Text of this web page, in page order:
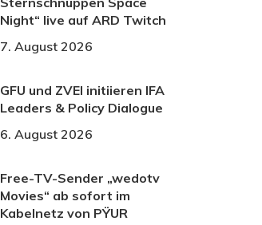
Night“ live auf ARD Twitch
7. August 2026
GFU und ZVEI initiieren IFA
Leaders & Policy Dialogue
6. August 2026
Free-TV-Sender „wedotv
Movies“ ab sofort im
Kabelnetz von PŸUR